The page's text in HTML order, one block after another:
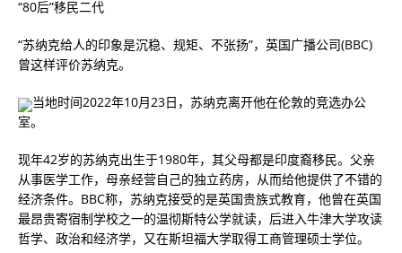
“80后”移民二代
“苏纳克给人的印象是沉稳、规矩、不张扬”，英国广播公司(BBC)
曾这样评价苏纳克。
当地时间2022年10月23日，苏纳克离开他在伦敦的竞选办公
室。
现年42岁的苏纳克出生于1980年，其父母都是印度裔移民。父亲
从事医学工作，母亲经营自己的独立药房，从而给他提供了不错的
经济条件。BBC称，苏纳克接受的是英国贵族式教育，他曾在英国
最昂贵寄宿制学校之一的温彻斯特公学就读，后进入牛津大学攻读
哲学、政治和经济学，又在斯坦福大学取得工商管理硕士学位。